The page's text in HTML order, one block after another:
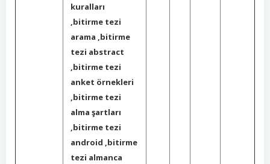
kuralları
,bitirme tezi
arama ,bitirme
tezi abstract
,bitirme tezi
anket örnekleri
,bitirme tezi
alma şartları
,bitirme tezi
android ,bitirme
tezi almanca